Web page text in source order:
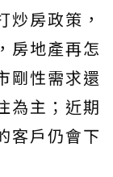
炒房政策，
房地產再怎
剛性需求還
為主；近期
客戶仍會下